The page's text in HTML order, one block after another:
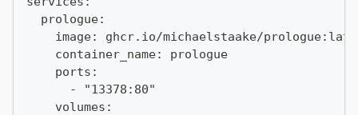
  prologue:
image: ghcr.io/michaelstaake/
    container_name: prologue
    ports:
      - "13378:80"
    volumes: